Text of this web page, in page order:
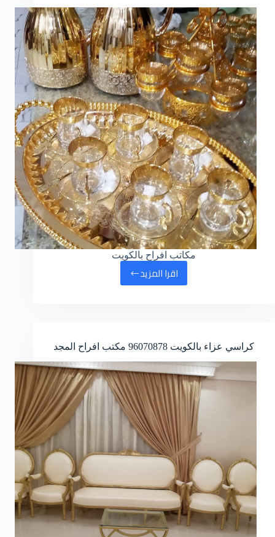
مكاتب افراح بالكويت
اقرا المزيدhref=”tel:94992986″>94992986
كراسي عزاء بالكويت 96070878مكتب افراح المجد